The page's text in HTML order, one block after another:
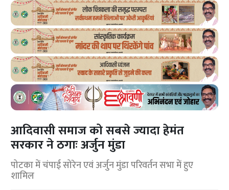
आदिवासी समाज को सबसे ज्यादा हेमंत
सरकार ने ठगाः अर्जुन मुंडा
पोटका में चंपाई सोरेन एवं अर्जुन मुंडा परिवर्तन सभा में हुए
शामिल